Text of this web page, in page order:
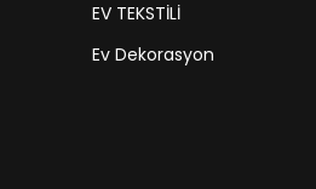
EV TEKSTİLİ
Ev Dekorasyon